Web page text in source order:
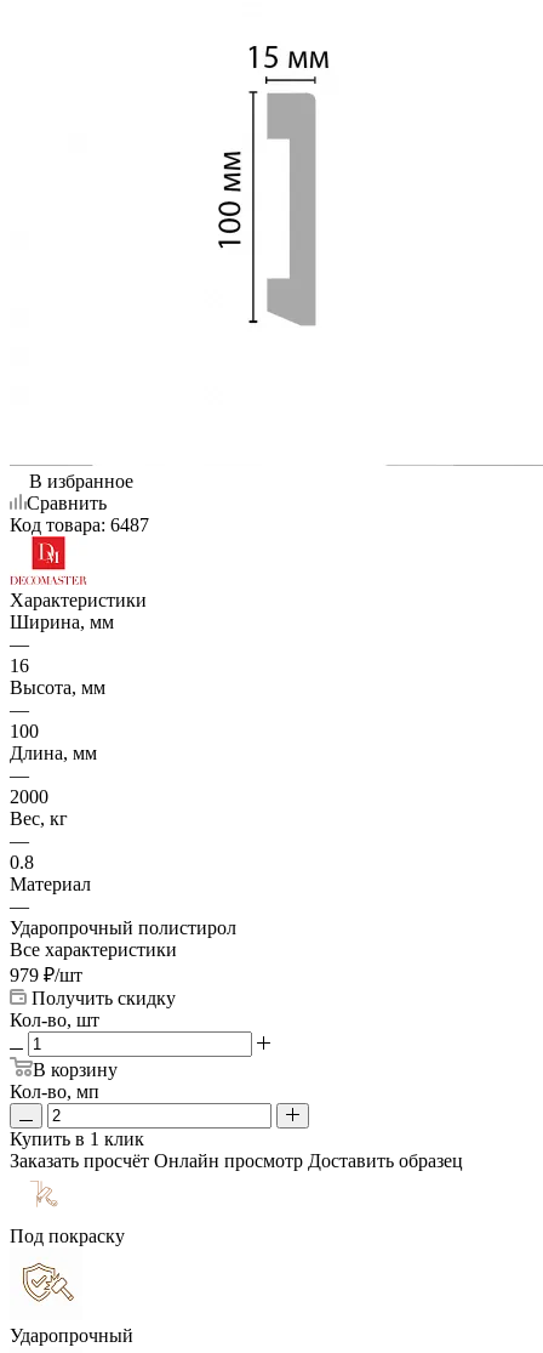
В избранное
Сравнить
Код товара: 6487
Характеристики
Ширина, мм
—
16
Высота, мм
—
100
Длина, мм
—
2000
Вес, кг
—
0.8
Материал
—
Ударопрочный полистирол
Все характеристики
979 ₽/шт
Получить скидку
Кол-во, шт
В корзину
Кол-во, мп
Купить в 1 клик
Заказать просчёт Онлайн просмотр Доставить образец
Под покраску
Ударопрочный